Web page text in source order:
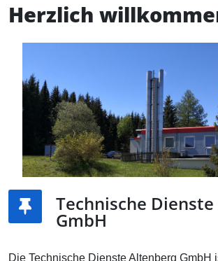
Herzlich
Technische
GmbH
Die Technische Dienste Altenberg GmbH